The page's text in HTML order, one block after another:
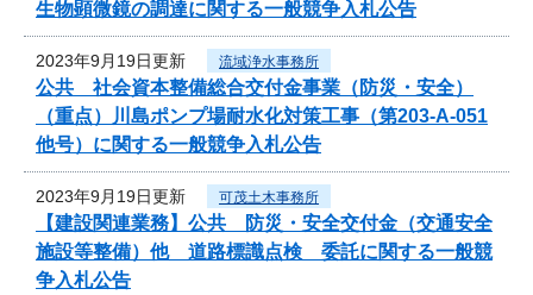
生物顕微鏡の調達に関する一般競争入札公告
2023年9月19日更新 流域浄水事務所
公共 社会資本整備総合交付金事業（防災・安全）
（重点）川島ポンプ場耐水化対策工事（第203-A-051
他号）に関する一般競争入札公告
2023年9月19日更新 可茂土木事務所
【建設関連業務】公共 防災・安全交付金（交通安全
施設等整備）他 道路標識点検 委託に関する一般競
争入札公告